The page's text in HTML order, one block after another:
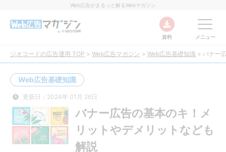
Web広告がまるっと解るWebマガジン
資料 メニュー
ジオコードの広告運用 TOP > Web広告マガジン > Web広告基礎知識 > バナー
Web広告基礎知識
更新日：2024年 01月 26日
バナー広告の基本のキ！メ
リットやデメリットなども
解説